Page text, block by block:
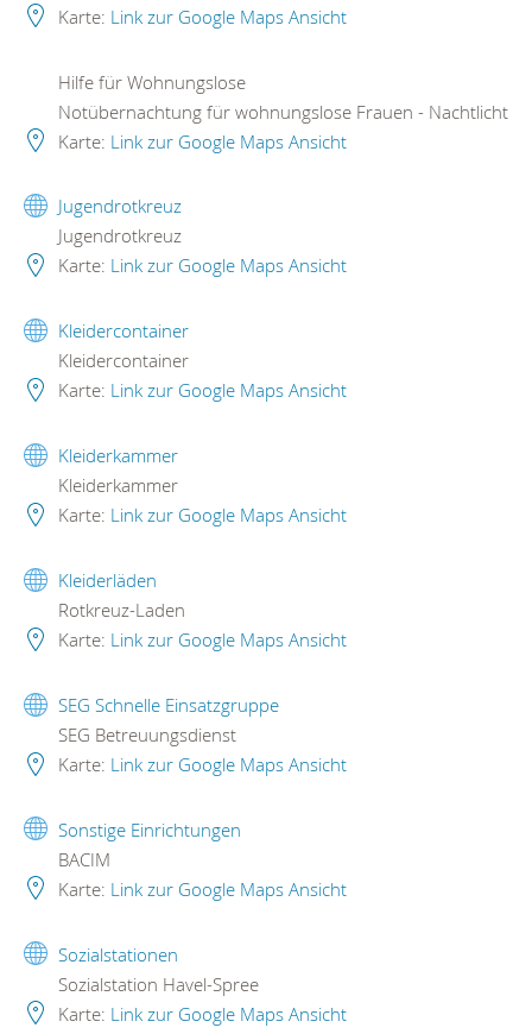
Karte: Link zur Google Maps Ansicht
Hilfe für Wohnungslose
Notübernachtung für wohnungslose Frauen - Nachtlicht
Karte: Link zur Google Maps Ansicht
Jugendrotkreuz
Jugendrotkreuz
Karte: Link zur Google Maps Ansicht
Kleidercontainer
Kleidercontainer
Karte: Link zur Google Maps Ansicht
Kleiderkammer
Kleiderkammer
Karte: Link zur Google Maps Ansicht
Kleiderläden
Rotkreuz-Laden
Karte: Link zur Google Maps Ansicht
SEG Schnelle Einsatzgruppe
SEG Betreuungsdienst
Karte: Link zur Google Maps Ansicht
Sonstige Einrichtungen
BACIM
Karte: Link zur Google Maps Ansicht
Sozialstationen
Sozialstation Havel-Spree
Karte: Link zur Google Maps Ansicht